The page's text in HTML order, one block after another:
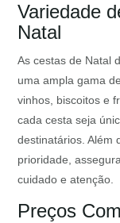
Variedade
Natal
As cestas de Natal
uma ampla gama
vinhos, biscoitos e
cada cesta seja
destinatários. Além
prioridade,
cuidado e atenção.
Preços